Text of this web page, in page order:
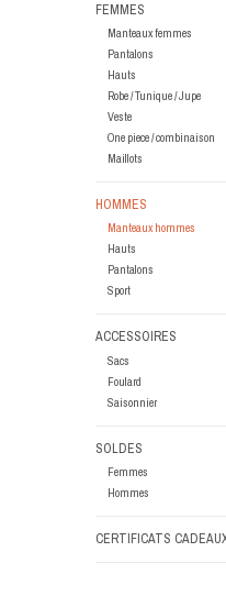
FEMMES
Manteaux femmes
Pantalons
Hauts
Robe / Tunique / Jupe
Veste
One piece / combinaison
Maillots
HOMMES
Manteaux hommes
Hauts
Pantalons
Sport
ACCESSOIRES
Sacs
Foulard
Saisonnier
SOLDES
Femmes
Hommes
CERTIFICATS